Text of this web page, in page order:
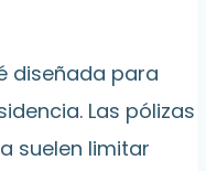
diseñada para
Las pólizas
suelen limitar